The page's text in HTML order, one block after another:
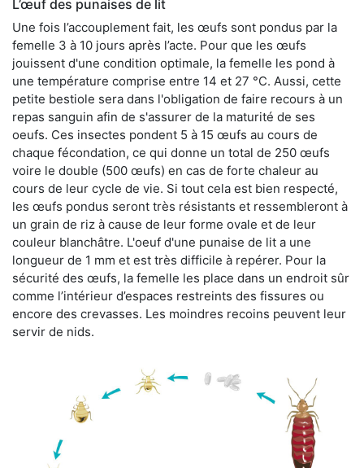
L’œuf des punaises de lit
Une fois l’accouplement fait, les œufs sont pondus par la
femelle 3 à 10 jours après l’acte. Pour que les œufs
jouissent d'une condition optimale, la femelle les pond à
une température comprise entre 14 et 27 °C. Aussi, cette
petite bestiole sera dans l'obligation de faire recours à un
repas sanguin afin de s'assurer de la maturité de ses
oeufs. Ces insectes pondent 5 à 15 œufs au cours de
chaque fécondation, ce qui donne un total de 250 œufs
voire le double (500 œufs) en cas de forte chaleur au
cours de leur cycle de vie. Si tout cela est bien respecté,
les œufs pondus seront très résistants et ressembleront à
un grain de riz à cause de leur forme ovale et de leur
couleur blanchâtre. L'oeuf d'une punaise de lit a une
longueur de 1 mm et est très difficile à repérer. Pour la
sécurité des œufs, la femelle les place dans un endroit sûr
comme l’intérieur d’espaces restreints des fissures ou
encore des crevasses. Les moindres recoins peuvent leur
servir de nids.